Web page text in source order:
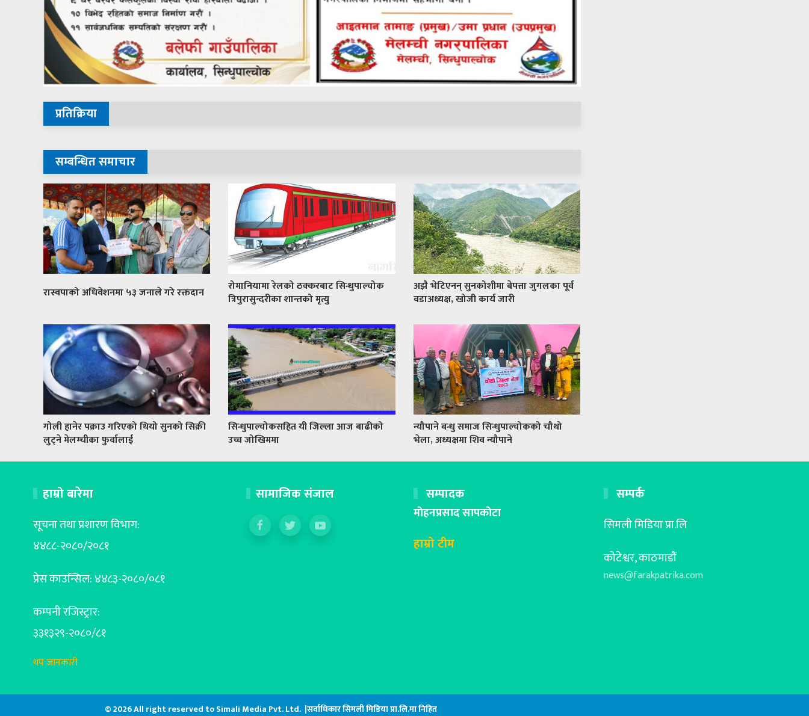
प्रतिक्रिया
सम्बन्धित समाचार
रास्वपाको अधिवेशनमा ५३ जनाले गरे रक्तदान
रोमानियामा रेलको ठक्करबाट सिन्धुपाल्चोक
त्रिपुरासुन्दरीका शान्तको मृत्यु
अझै भेटिएनन् सुनकोशीमा बेपत्ता जुगलका पूर्व
वडाअध्यक्ष, खोजी कार्य जारी
गोली हानेर पक्राउ गरिएको थियो सुनको सिक्री
लुट्ने मेलम्चीका फुर्वालाई
सिन्धुपाल्चोकसहित यी जिल्ला आज बाढीको
उच्च जोखिममा
न्यौपाने बन्धु समाज सिन्धुपाल्चोकको चौथो
भेला, अध्यक्षमा शिव न्यौपाने
हाम्रो बारेमा
सूचना तथा प्रशारण विभाग:
४४८८-२०८०/२०८१
प्रेस काउन्सिल: ४४८३-२०८०/०८१
कम्पनी रजिस्ट्रार:
३३१३२९-२०८०/८१
थप जानकारी
सामाजिक संजाल सम्पादक
माेहनप्रसाद सापकाेटा
हाम्रो टीम
सम्पर्क
सिमली मिडिया प्रा.लि
कोटेश्वर, काठमाडौं
news@farakpatrika.com
© 2026 All right reserved to Simali Media Pvt. Ltd. |सर्वाधिकार सिमली मिडिया प्रा.लि.मा निहित